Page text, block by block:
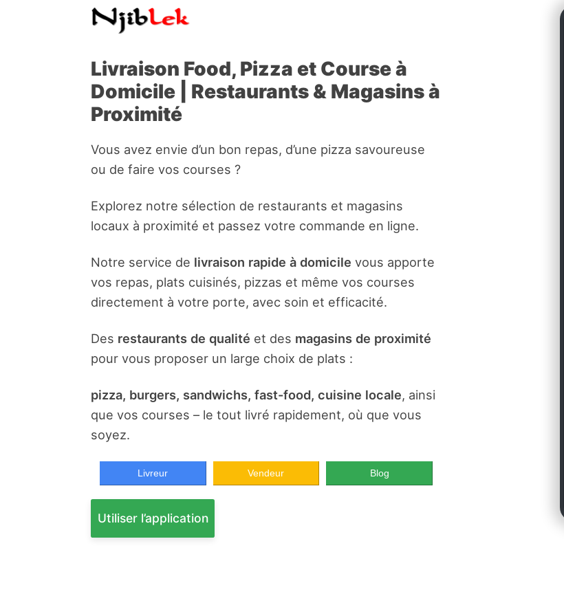
Livraison Food, Pizza et Course à
Domicile | Restaurants & Magasins à
Proximité
Vous avez envie d’un bon repas, d’une pizza savoureuse
ou de faire vos courses ?
Explorez notre sélection de restaurants et magasins
locaux à proximité et passez votre commande en ligne.
Notre service de livraison rapide à domicile vous apporte
vos repas, plats cuisinés, pizzas et même vos courses
directement à votre porte, avec soin et efficacité.
Des restaurants de qualité et des magasins de proximité
pour vous proposer un large choix de plats :
pizza, burgers, sandwichs, fast-food, cuisine locale, ainsi
que vos courses – le tout livré rapidement, où que vous
soyez.
Livreur Vendeur Blog
Utiliser l’application